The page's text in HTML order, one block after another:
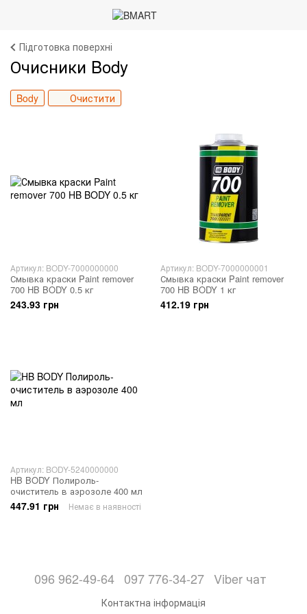
Підготовка поверхні
Очисники Body
Body Очистити
Артикул: BODY-7000000000
Смывка краски Paint remover
700 HB BODY 0.5 кг
243.93 грн
Артикул: BODY-7000000001
Смывка краски Paint remover
700 HB BODY 1 кг
412.19 грн
Артикул: BODY-5240000000
HB BODY Полироль-
очиститель в аэрозоле 400 мл
447.91 грн Немає в наявності
096 962-49-64 097 776-34-27 Viber чат
Контактна інформація